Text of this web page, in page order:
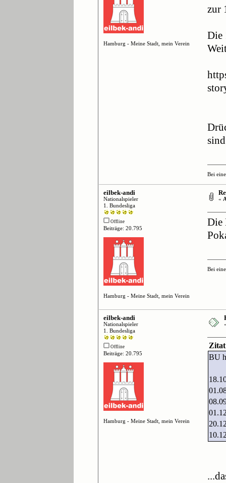
Hamburg - Meine Stadt, mein Verein
zur
Die
Bei
eilbek-andi
Nationalspieler
1. Bundesliga
Offline
Beiträge: 20.795
Hamburg - Meine Stadt, mein Verein
«
Die
Bei
eilbek-andi
Nationalspieler
1. Bundesliga
Offline
Beiträge: 20.795
Hamburg - Meine Stadt, mein Verein
Zitat
BU